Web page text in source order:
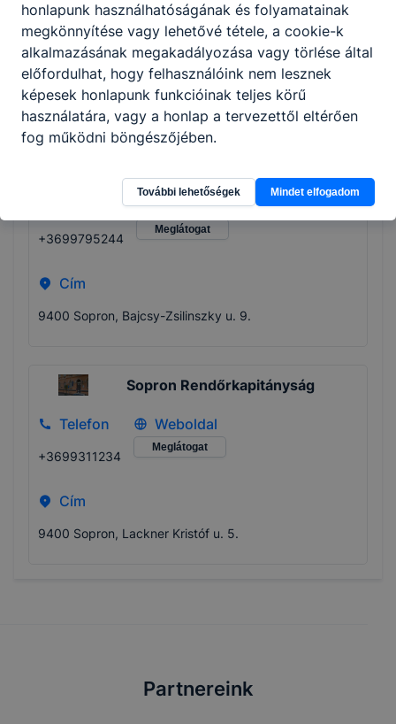
+3699311916
Meglátogat
Cím
9400 Sopron Virágoskert utca 7.
+3699795244
Weboldal
Meglátogat
Cím
9400 Sopron, Bajcsy-Zsilinszky u. 9.
Sopron Rendőrkapitányság
Telefon
+3699311234
Weboldal
Meglátogat
Cím
9400 Sopron, Lackner Kristóf u. 5.
Partnereink
honlapunk használhatóságának és folyamatainak
megkönnyítése vagy lehetővé tétele, a cookie-k
alkalmazásának megakadályozása vagy törlése által
előfordulhat, hogy felhasználóink nem lesznek
képesek honlapunk funkcióinak teljes körű
használatára, vagy a honlap a tervezettől eltérően
fog működni böngészőjében.
További lehetőségek Mindet elfogadom